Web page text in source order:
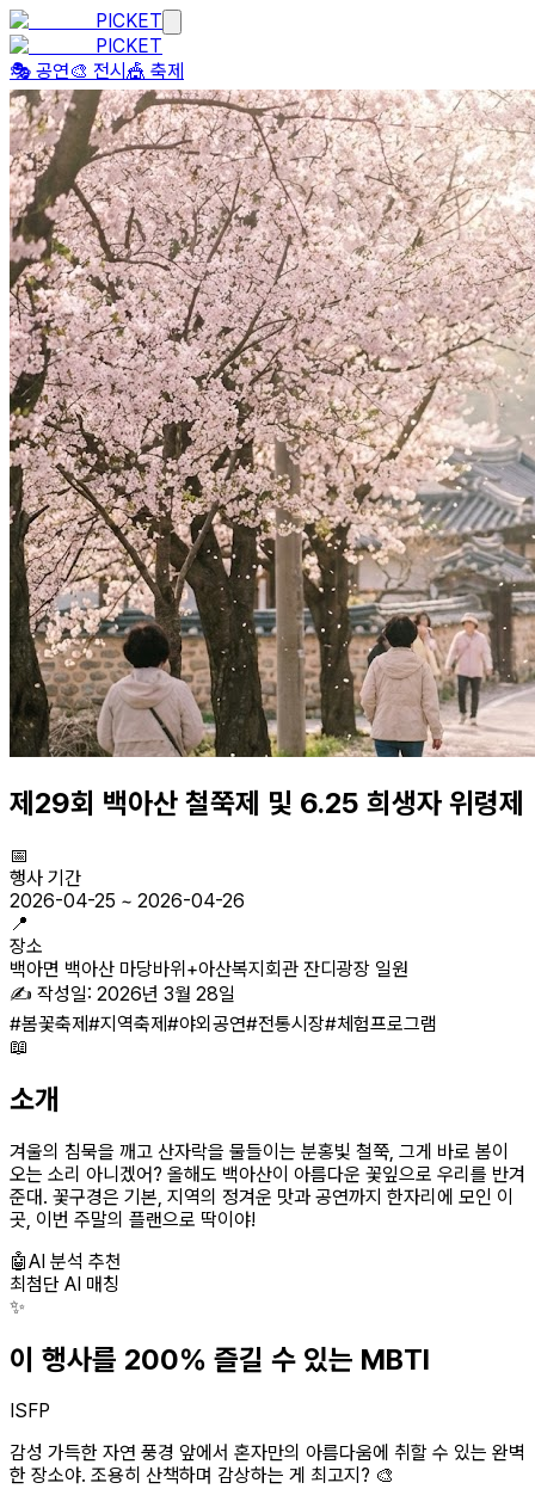
PICKET
PICKET
🎭 공연🎨 전시 🎪 축제
제29회 백아산 철쭉제 및 6.25 희생자 위령제
📅
행사 기간
2026-04-25 ~ 2026-04-26
📍
장소
백아면 백아산 마당바위+아산복지회관 잔디광장 일원
✍️ 작성일: 2026년 3월 28일
#봄꽃축제#지역축제#야외공연#전통시장#체험프로그램
📖
소개
겨울의 침묵을 깨고 산자락을 물들이는 분홍빛 철쭉, 그게 바로 봄이
오는 소리 아니겠어? 올해도 백아산이 아름다운 꽃잎으로 우리를 반겨
준대. 꽃구경은 기본, 지역의 정겨운 맛과 공연까지 한자리에 모인 이
곳, 이번 주말의 플랜으로 딱이야!
🤖AI 분석 추천
최첨단 AI 매칭
✨
이 행사를 200% 즐길 수 있는 MBTI
ISFP
감성 가득한 자연 풍경 앞에서 혼자만의 아름다움에 취할 수 있는 완벽
한 장소야. 조용히 산책하며 감상하는 게 최고지? 🎨